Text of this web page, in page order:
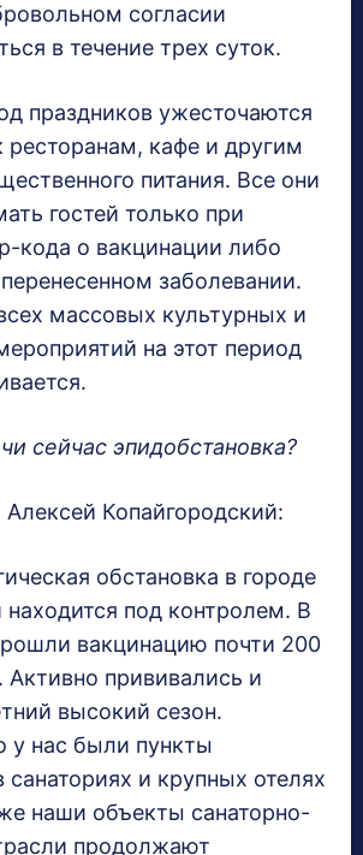
согласии
в течение трех суток.
праздников ужесточаются
ресторанам, кафе и другим
питания. Все они
гостей только при
кода о вакцинации либо
заболевании.
массовых культурных и
на этот период
сейчас эпидобстановка?
Алексей Копайгородский:
обстановка в городе
находится под контролем. В
вакцинацию почти 200
прививались и
высокий сезон.
у нас были пункты
санаториях и крупных отелях
наши объекты санаторно-
продолжают